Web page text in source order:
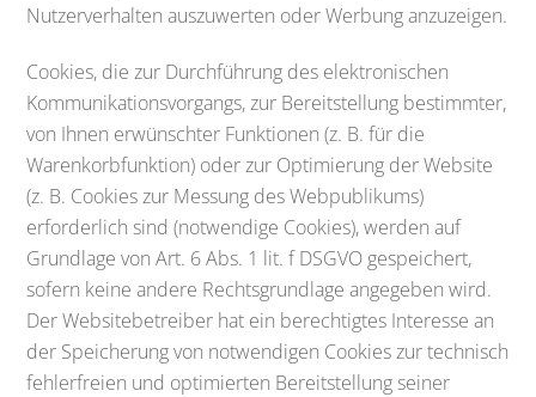
Nutzerverhalten auszuwerten oder Werbung anzuzeigen.
Cookies, die zur Durchführung des elektronischen
Kommunikationsvorgangs, zur Bereitstellung bestimmter,
von Ihnen erwünschter Funktionen (z. B. für die
Warenkorbfunktion) oder zur Optimierung der Website
(z. B. Cookies zur Messung des Webpublikums)
erforderlich sind (notwendige Cookies), werden auf
Grundlage von Art. 6 Abs. 1 lit. f DSGVO gespeichert,
sofern keine andere Rechtsgrundlage angegeben wird.
Der Websitebetreiber hat ein berechtigtes Interesse an
der Speicherung von notwendigen Cookies zur technisch
fehlerfreien und optimierten Bereitstellung seiner